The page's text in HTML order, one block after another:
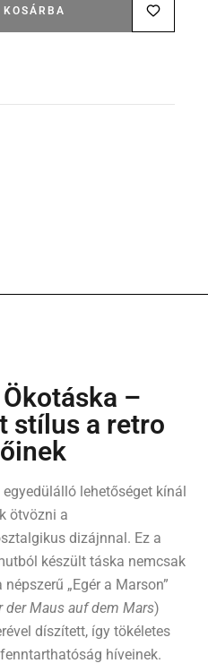
KOSÁRBA
–
stílus a retro
egyedülálló lehetőséget kínál
ötvözni a
dizájnnal. Ez a
készült táska nemcsak
„Egér a Marson”
der Maus auf dem Mars)
díszített, így tökéletes
híveinek.